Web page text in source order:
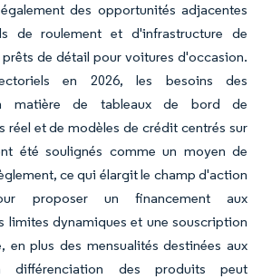
des opportunités adjacentes
de roulement et d'infrastructure de
de détail pour voitures d'occasion.
en 2026, les besoins des
matière de tableaux de bord de
réel et de modèles de crédit centrés sur
été soulignés comme un moyen de
ce qui élargit le champ d'action
proposer un financement aux
limites dynamiques et une souscription
en plus des mensualités destinées aux
différenciation des produits peut